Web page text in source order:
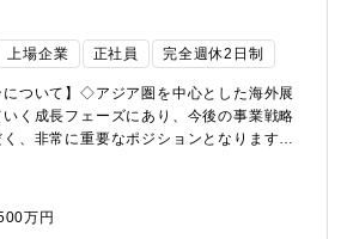
・EC拡大・サプライチェーン高度化を推
産による高品質な靴下を軸に、「Tabio」ブ
てのポジション確立を目指します。■国内
内の最適立地への出店戦略を強化すると
を中心とした欧州やアジアなど海外展開
ランドとしての地位確立を進めていま
り、顧客接点の最大化と購買体験の向上を
上場企業 正社員 完全週休2日制
について】◇アジア圏を中心とした海外展
く成長フェーズにあり、今後の事業戦略
、非常に重要なポジションとなります。
、人づくりに決して妥協することなく、
商品づくりとお店づくりを目指しておりま
内容】国内・海外の店舗にて「靴下屋」を
万円